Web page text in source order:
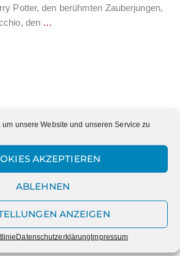
unsere Website und unseren Service zu
AKZEPTIEREN
ABLEHNEN
ANZEIGEN
DatenschutzerklärungImpressum
Potter, den berühmten Zauberjungen,
den …
der
Frühjahrskonzert lädt die Xantener
den 15.3., in ihre Aula ein. 100
katholischen Mädchenrealschule
„Blinding Lights“ die Ergebnisse ihrer
Öffentlichkeit präsentieren. So
der 10. Klassen, die Backstreet